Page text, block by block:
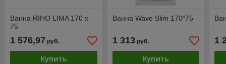
Ванна RIHO LIMA 170 x
75
1 576,97 руб.
Купить
Ванна Wave Slim 170*75
1 313руб.
Купить
1